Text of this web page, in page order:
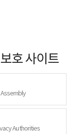
호 사이트
Authorities